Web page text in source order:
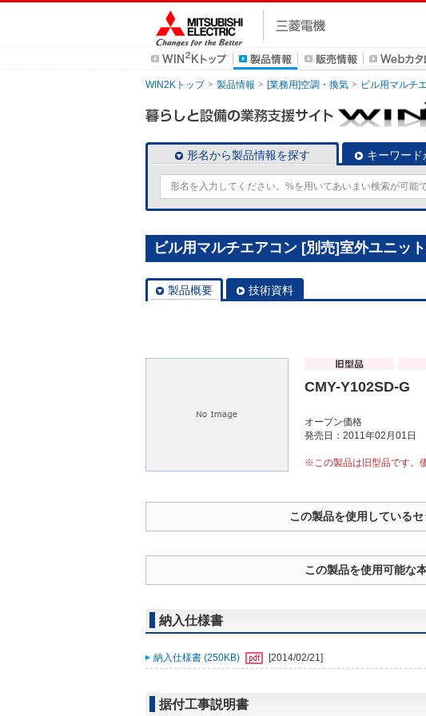
WIN2Kトップ 製品情報 [業務用]空調・換気 ビル用マルチ
形名から製品情報を探す キーワー
ビル用マルチエアコン [別売]室外ユニッ
製品概要 技術資料
CMY-Y102SD-G
オープン価格
発売日：2011年02月01日
※この製品は旧型品です。
この製品を使用しているセ
この製品を使用可能な
納入仕様書
納入仕様書 (250KB) [2014/02/21]
据付工事説明書